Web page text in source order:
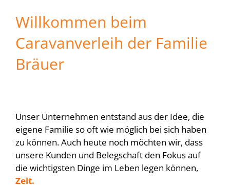
Service & Preise
Willkommen beim
Caravanverleih der Familie
Bräuer
Unser Unternehmen entstand aus der Idee, die
eigene Familie so oft wie möglich bei sich haben
zu können. Auch heute noch möchten wir, dass
unsere Kunden und Belegschaft den Fokus auf
die wichtigsten Dinge im Leben legen können,
Zeit.